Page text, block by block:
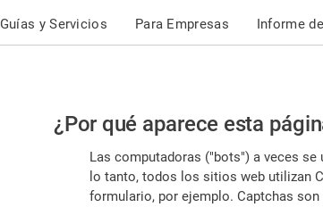
Guías y Servicios Para Empresas Informe
Por
favor,
confirme
¿Por qué aparece esta
Las computadoras ("bots") a veces se
lo tanto, todos los sitios web utilizan
formulario, por ejemplo. Captchas